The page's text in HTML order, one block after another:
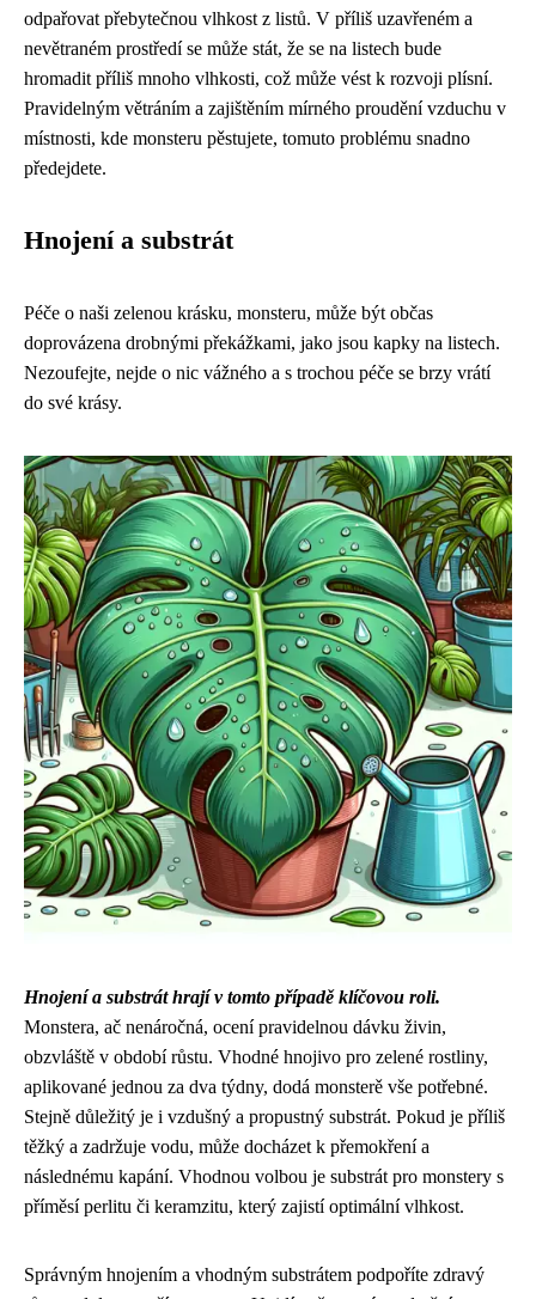
odpařovat přebytečnou vlhkost z listů. V příliš uzavřeném a
nevětraném prostředí se může stát, že se na listech bude
hromadit příliš mnoho vlhkosti, což může vést k rozvoji plísní.
Pravidelným větráním a zajištěním mírného proudění vzduchu v
místnosti, kde monsteru pěstujete, tomuto problému snadno
předejdete.
Hnojení a substrát
Péče o naši zelenou krásku, monsteru, může být občas
doprovázena drobnými překážkami, jako jsou kapky na listech.
Nezoufejte, nejde o nic vážného a s trochou péče se brzy vrátí
do své krásy.
Hnojení a substrát hrají v tomto případě klíčovou roli.
Monstera, ač nenáročná, ocení pravidelnou dávku živin,
obzvláště v období růstu. Vhodné hnojivo pro zelené rostliny,
aplikované jednou za dva týdny, dodá monsterě vše potřebné.
Stejně důležitý je i vzdušný a propustný substrát. Pokud je příliš
těžký a zadržuje vodu, může docházet k přemokření a
následnému kapání. Vhodnou volbou je substrát pro monstery s
příměsí perlitu či keramzitu, který zajistí optimální vlhkost.
Správným hnojením a vhodným substrátem podpoříte zdravý